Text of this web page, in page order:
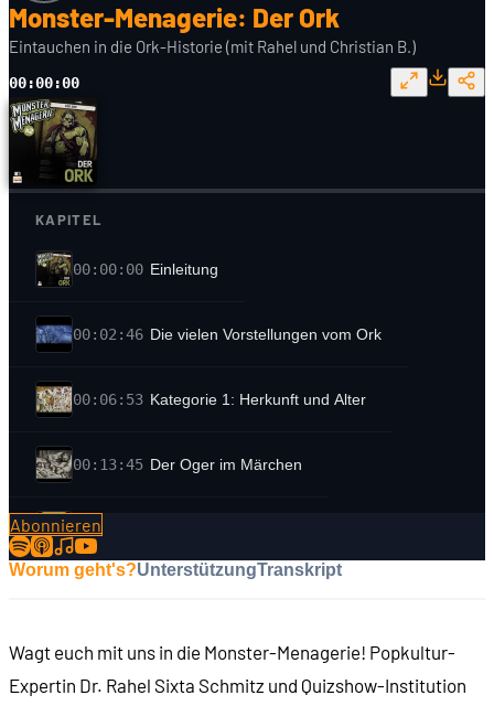
Monster-Menagerie: Der Ork
Eintauchen in die Ork-Historie (mit Rahel und Christian B.)
00:00:00
KAPITEL
00:00:00 Einleitung
00:02:46 Die vielen Vorstellungen vom Ork
00:06:53 Kategorie 1: Herkunft und Alter
00:13:45 Der Oger im Märchen
00:15:34
00:23:11 Orks in Dungeons & Dragons (1974)
Abonnieren
Worum geht's?UnterstützungTranskript
Wagt euch mit uns in die Monster-Menagerie! Popkultur-
Expertin Dr. Rahel Sixta Schmitz und Quizshow-Institution